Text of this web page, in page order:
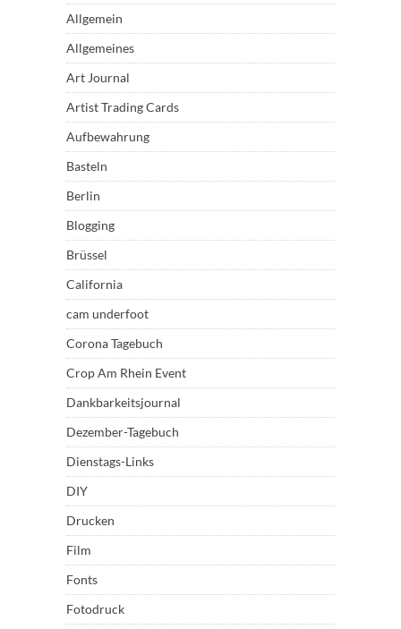
Allgemein
Allgemeines
Art Journal
Artist Trading Cards
Aufbewahrung
Basteln
Berlin
Blogging
Brüssel
California
cam underfoot
Corona Tagebuch
Crop Am Rhein Event
Dankbarkeitsjournal
Dezember-Tagebuch
Dienstags-Links
DIY
Drucken
Film
Fonts
Fotodruck